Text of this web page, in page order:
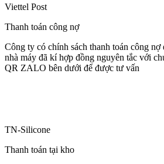
Viettel Post
Thanh toán công nợ
Công ty có chính sách thanh toán công
nhà máy đã kí hợp đồng nguyên tắc với
QR ZALO bên dưới để được tư vấn
TN-Silicone
Thanh toán tại kho